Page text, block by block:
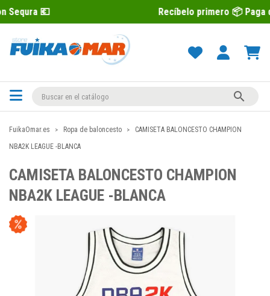
Recíbelo primero 📦 Paga después con

FuikaOmar.es Ropa de baloncesto
CAMISETA BALONCESTO CHAMPION
NBA2K LEAGUE -BLANCA
CAMISETA BALONCESTO CHAMPION
NBA2K LEAGUE -BLANCA